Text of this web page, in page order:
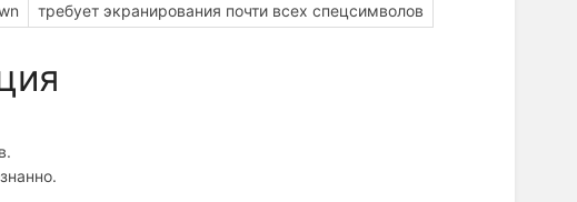
требует экранирования почти всех спецсимволов